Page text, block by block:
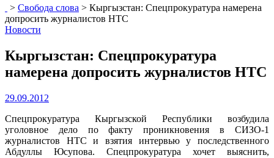
> Свобода слова > Кыргызстан: Спецпрокуратура намерена
допросить журналистов НТС
Новости
Кыргызстан: Спецпрокуратура
намерена допросить журналистов НТС
29.09.2012
Спецпрокуратура Кыргызской Республики возбудила
уголовное дело по факту проникновения в СИЗО-1
журналистов НТС и взятия интервью у последственного
Абдуллы Юсупова. Спецпрокуратура хочет выяснить,